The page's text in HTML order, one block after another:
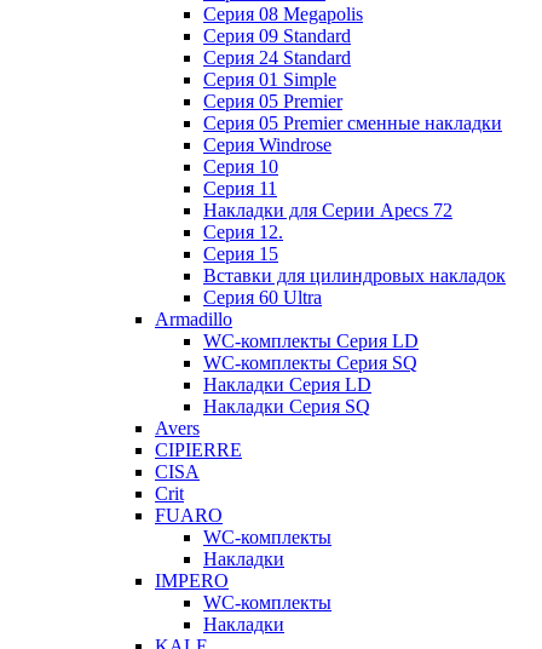
Cерия 08 Megapolis
Cерия 09 Standard
Cерия 24 Standard
Серия 01 Simple
Серия 05 Premier
Серия 05 Premier сменные накладки
Cерия Windrose
Серия 10
Серия 11
Накладки для Серии Apecs 72
Серия 12.
Серия 15
Вставки для цилиндровых накладок
Серия 60 Ultra
Armadillo
WC-комплекты Серия LD
WC-комплекты Серия SQ
Накладки Серия LD
Накладки Серия SQ
Avers
CIPIERRE
CISA
Crit
FUARO
WC-комплекты
Накладки
IMPERO
WC-комплекты
Накладки